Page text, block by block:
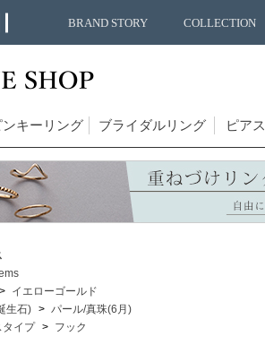
BRAND STORY COLLECTION
ンキーリング ブライダルリング ピアス
イエローゴールド
生石)
パール/真珠(6月)
タイプ フック